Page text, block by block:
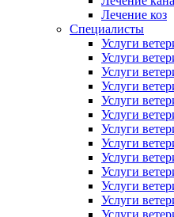
Лечение коз
Специалисты
Услуги
Услуги
Услуги
Услуги
Услуги
Услуги
Услуги
Услуги
Услуги
Услуги
Услуги
Услуги
Услуги